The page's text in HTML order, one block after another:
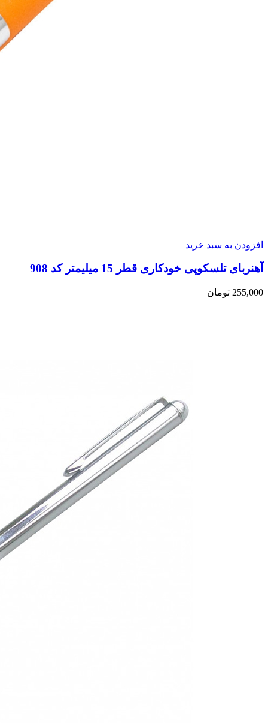
افزودن به سبد خرید
آهنربای تلسکوپی خودکاری قطر 15 میلیمتر کد 908
255,000 تومان